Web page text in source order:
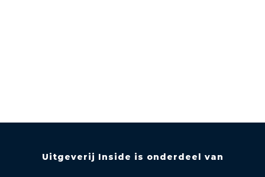
Uitgeverij Inside is onderdeel van